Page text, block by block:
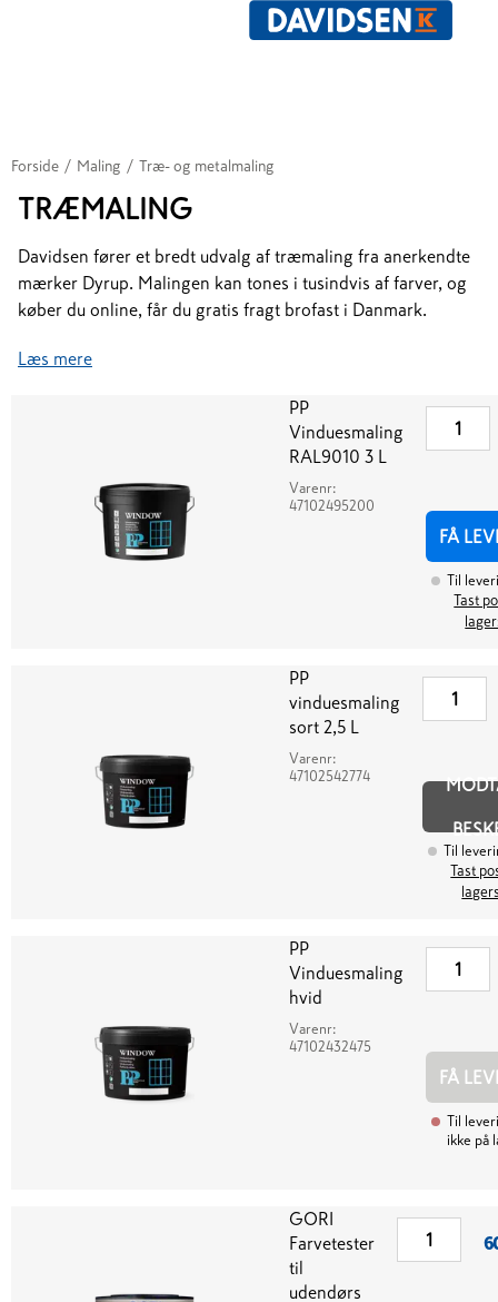
Forside / Maling / Træ- og metalmaling
TRÆMALING
Davidsen fører et bredt udvalg af træmaling fra anerkendte
mærker Dyrup. Malingen kan tones i tusindvis af farver, og
køber du online, får du gratis fragt brofast i Danmark.
Læs mere
PP
Vinduesmaling
RAL9010 3 L
Varenr:
47102495200
FÅ
Til
Tast
PP
vinduesmaling
sort 2,5 L
Varenr:
47102542774
Til
Tast
PP
Vinduesmaling
hvid
Varenr:
47102432475
FÅ
Til
ikke på
GORI
Farvetester
til
udendørs